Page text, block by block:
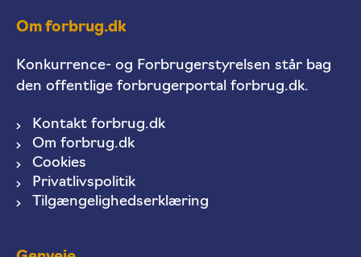
Om forbrug.dk
Konkurrence- og Forbrugerstyrelsen står bag
den offentlige forbrugerportal forbrug.dk.
Kontakt forbrug.dk
Om forbrug.dk
Cookies
Privatlivspolitik
Tilgængelighedserklæring